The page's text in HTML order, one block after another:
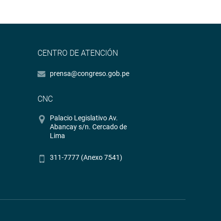
CENTRO DE ATENCIÓN
prensa@congreso.gob.pe
CNC
Palacio Legislativo Av.
Abancay s/n. Cercado de
Lima
311-7777 (Anexo 7541)